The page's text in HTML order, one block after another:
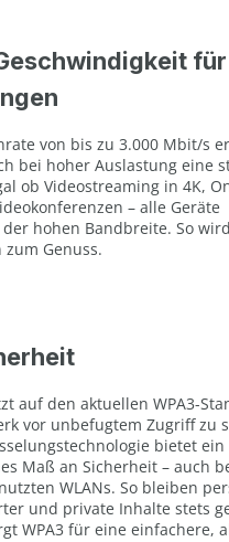
von bis zu 3.000 Mbit/s
bei hoher Auslastung eine
ob Videostreaming in 4K,
– alle Geräte
hohen Bandbreite. So wird
Genuss.
auf den aktuellen WPA3-
vor unbefugtem Zugriff zu
bietet ein
Maß an Sicherheit – auch
WLANs. So bleiben
und private Inhalte stets
WPA3 für eine einfachere,